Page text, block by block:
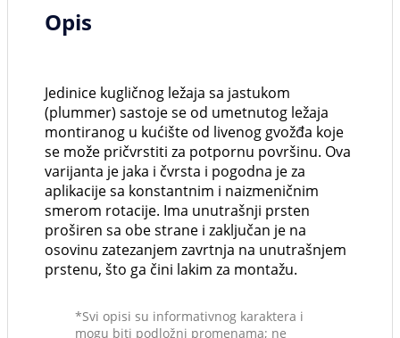
Opis
Jedinice kugličnog ležaja sa jastukom
(plummer) sastoje se od umetnutog ležaja
montiranog u kućište od livenog gvožđa koje
se može pričvrstiti za potpornu površinu. Ova
varijanta je jaka i čvrsta i pogodna je za
aplikacije sa konstantnim i naizmeničnim
smerom rotacije. Ima unutrašnji prsten
proširen sa obe strane i zaključan je na
osovinu zatezanjem zavrtnja na unutrašnjem
prstenu, što ga čini lakim za montažu.
*Svi opisi su informativnog karaktera i
mogu biti podložni promenama; ne